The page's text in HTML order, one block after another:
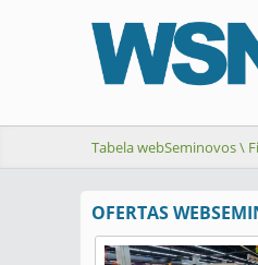
Tabela webSeminovos \
OFERTAS